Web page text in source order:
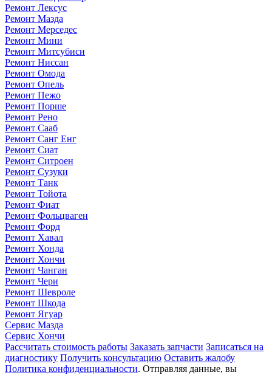
Ремонт Лексус
Ремонт Мазда
Ремонт Мерседес
Ремонт Мини
Ремонт Митсубиси
Ремонт Ниссан
Ремонт Омода
Ремонт Опель
Ремонт Пежо
Ремонт Порше
Ремонт Рено
Ремонт Сааб
Ремонт Санг Енг
Ремонт Сиат
Ремонт Ситроен
Ремонт Сузуки
Ремонт Танк
Ремонт Тойота
Ремонт Фиат
Ремонт Фольцваген
Ремонт Форд
Ремонт Хавал
Ремонт Хонда
Ремонт Хончи
Ремонт Чанган
Ремонт Чери
Ремонт Шевроле
Ремонт Шкода
Ремонт Ягуар
Сервис Мазда
Сервис Хончи
Рассчитать стоимость работы Заказать запчасти Записаться на
диагностику Получить консультацию Оставить жалобу
Политика конфиденциальности. Отправляя данные, вы